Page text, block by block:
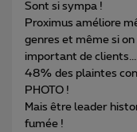
Sont si sympa !
Proximus améliore
genres et même si
important de
48% des plaintes
PHOTO !
Mais être leader
fumée !